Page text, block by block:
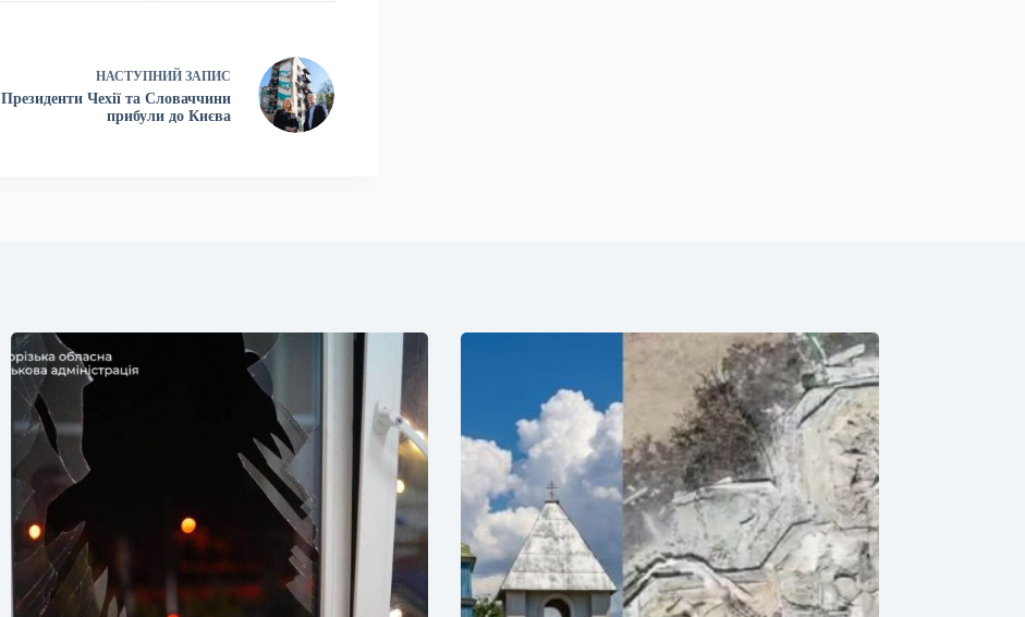
НАСТУПНИЙ ЗАПИС
Президенти Чехії та Словаччини
прибули до Києва